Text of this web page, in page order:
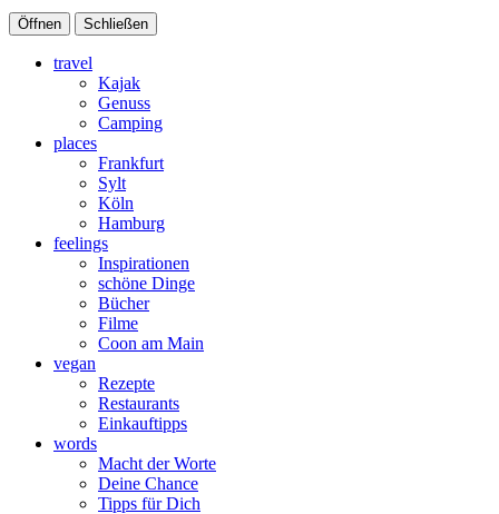
Öffnen Schließen
travel
Kajak
Genuss
Camping
places
Frankfurt
Sylt
Köln
Hamburg
feelings
Inspirationen
schöne Dinge
Bücher
Filme
Coon am Main
vegan
Rezepte
Restaurants
Einkauftipps
words
Macht der Worte
Deine Chance
Tipps für Dich